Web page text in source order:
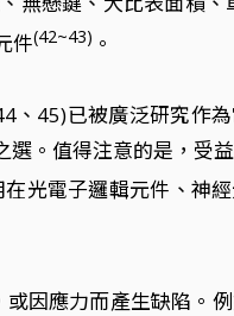
件(42~43) 。
、45)已被廣泛研究作
。值得注意的是，受
在光電子邏輯元件、神
因應力而產生缺陷。例